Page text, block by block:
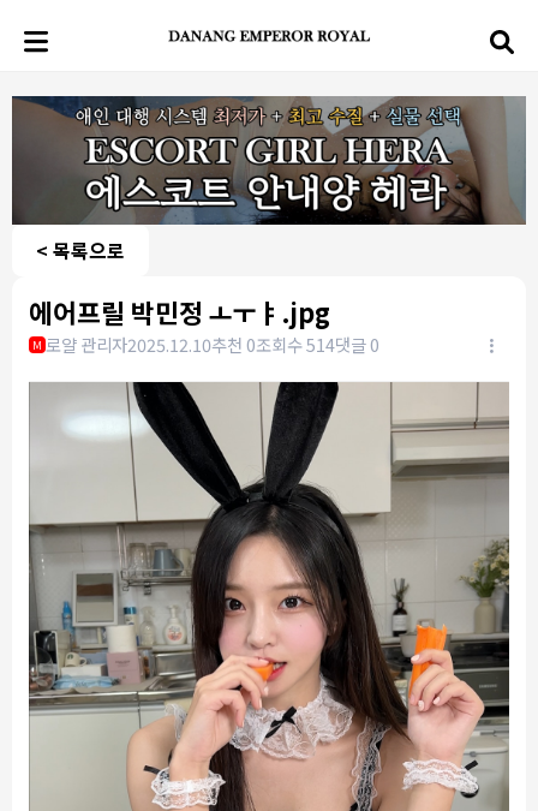
< 목록으로
에어프릴 박민정 ㅗㅜㅑ.jpg
M 로얄 관리자2025.12.10추천 0조회수 514댓글 0